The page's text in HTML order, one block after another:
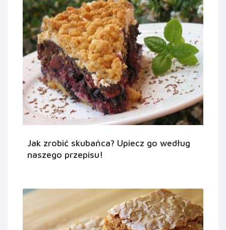
Jak zrobić skubańca? Upiecz go według
naszego przepisu!